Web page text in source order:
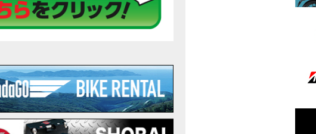
［三重県下最大級のバイクイベント］2026MIE BIKE FES開催
【ホンダ バイク】【バイク女子】怖くて乗れなかったあの憧れバイク、ついに乗ります！
【ホンダ バイク】CB1000F 4台で三重県ツーリング！梅本まどかさん、MIISAさんと一日笑
【ホンダ バイク】【GB350C S】梅本まどかさんと三重県ツーリング満喫しました！ポケふ
【ホンダドリーム新春初売り特別企画】のご紹介！！
こんなことある？！CB1000Fでツーリングイベントに参戦したのだが・・
【新車】CB1000Fで11時間ツーリングした素直なレビュー【モトブログ】Honda CB